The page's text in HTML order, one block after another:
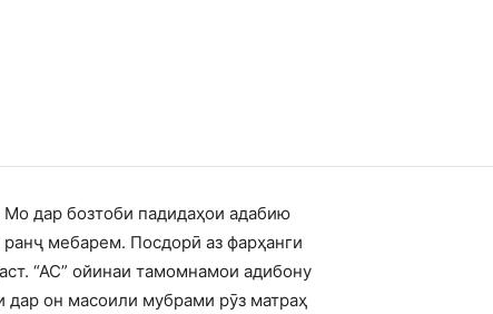
Мо дар бозтоби падидаҳои адабию
мебарем. Посдорӣ аз фарҳанги
“АС” ойинаи тамомнамои адибону
дар он масоили мубрами рӯз матраҳ